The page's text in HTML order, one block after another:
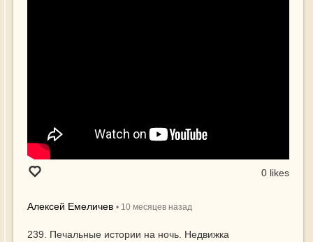
0 likes
Алексей Емеличев • 10 месяцев назад
239. Печальные истории на ночь. Недвижка